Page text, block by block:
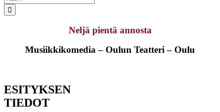
...
Neljä pientä annosta
Musiikkikomedia – Oulun Teatteri – Oulu
ESITYKSEN
TIEDOT